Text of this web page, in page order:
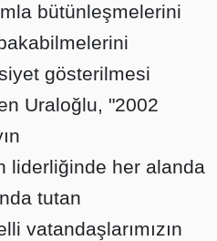
bütünleşmelerini
gösterilmesi
Uraloğlu, "2002
liderliğinde her alanda
tutan
vatandaşlarımızın